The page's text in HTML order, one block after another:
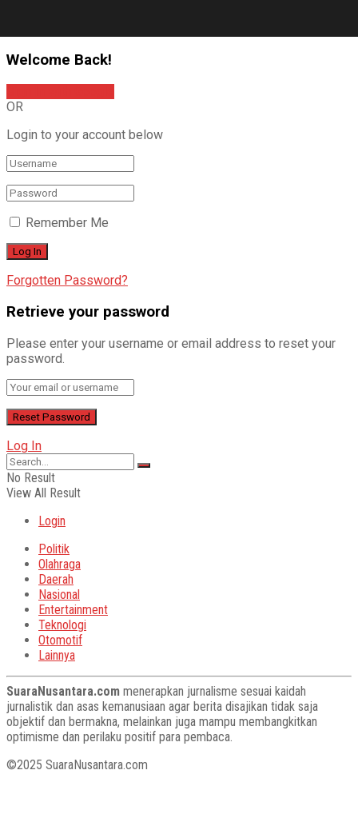
Welcome Back!
OR
Login to your account below
Remember Me
Forgotten Password?
Retrieve your password
Please enter your username or email address to reset your
password.
Log In
No Result
View All Result
Login
Politik
Olahraga
Daerah
Nasional
Entertainment
Teknologi
Otomotif
Lainnya
SuaraNusantara.com menerapkan jurnalisme sesuai kaidah
jurnalistik dan asas kemanusiaan agar berita disajikan tidak saja
objektif dan bermakna, melainkan juga mampu membangkitkan
optimisme dan perilaku positif para pembaca.
©2025 SuaraNusantara.com